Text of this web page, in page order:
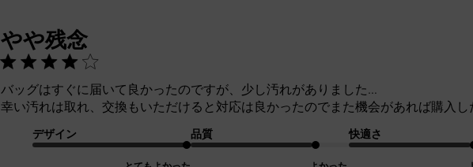
やや残念
バッグはすぐに届いて良かったのですが、少し汚れがありました…
幸い汚れは取れ、交換もいただけると対応は良かったのでまた機会があれば購入
デザイン 品質 快適さ